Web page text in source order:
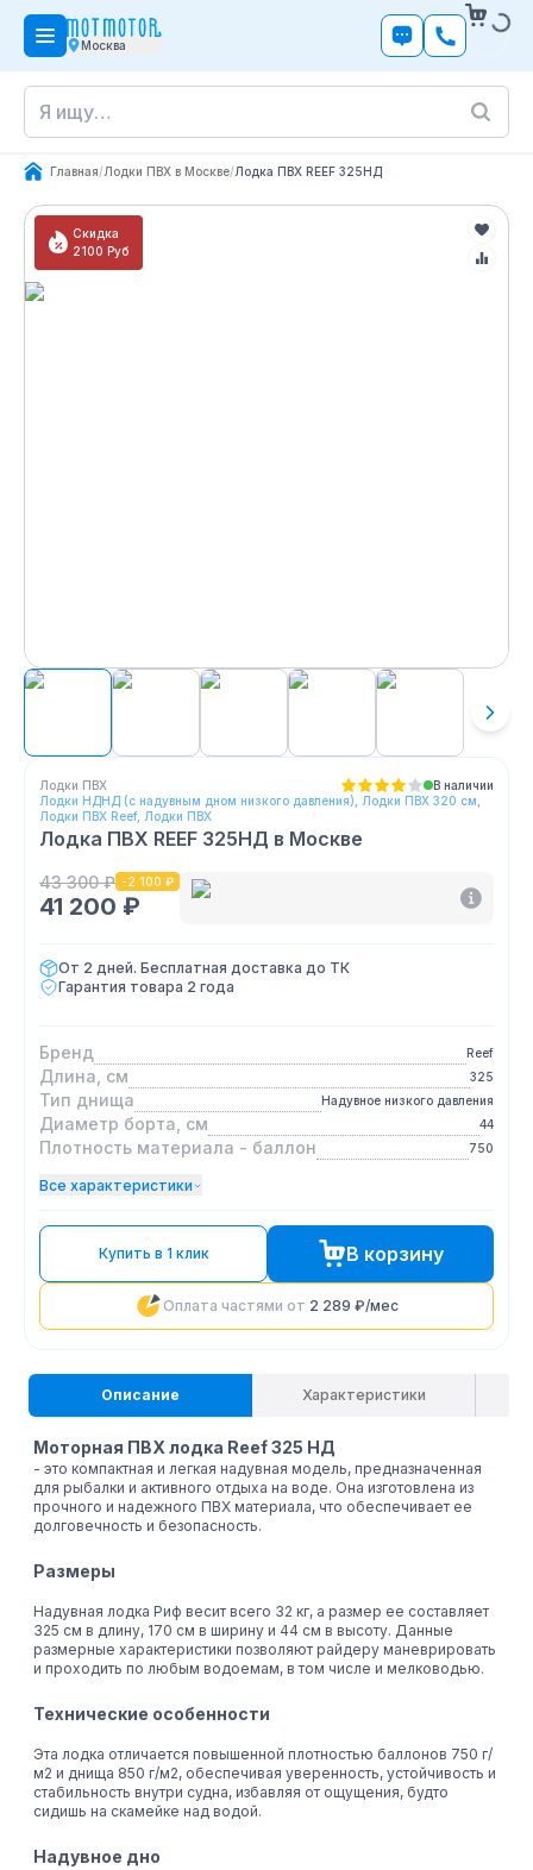
Москва
Главная/Лодки ПВХ в Москве/Лодка ПВХ REEF 325НД
Скидка
2100 Руб
Лодки ПВХ
В наличии
Лодки НДНД (с надувным дном низкого давления)
Лодки ПВХ 320 см
Лодки ПВХ Reef, Лодки ПВХ
Лодка ПВХ REEF 325НД в Москве
43 300 ₽ -2 100 ₽
41 200 ₽
От 2 дней. Бесплатная доставка до ТК
Гарантия товара 2 года
Бренд Reef
Длина, см 325
Тип днища Надувное низкого давления
Диаметр борта, см 44
Плотность материала - баллон 750
Все характеристики
Купить в 1 клик В корзину
Оплата частями от 2 289 ₽/мес
Описание Характеристики
Моторная ПВХ лодка Reef 325 НД
- это компактная и легкая надувная модель, предназначенная
для рыбалки и активного отдыха на воде. Она изготовлена из
прочного и надежного ПВХ материала, что обеспечивает ее
долговечность и безопасность.
Размеры
Надувная лодка Риф весит всего 32 кг, а размер ее составляет
325 см в длину, 170 см в ширину и 44 см в высоту. Данные
размерные характеристики позволяют райдеру маневрировать
и проходить по любым водоемам, в том числе и мелководью.
Технические особенности
Эта лодка отличается повышенной плотностью баллонов 750 г/
м2 и днища 850 г/м2, обеспечивая уверенность, устойчивость и
стабильность внутри судна, избавляя от ощущения, будто
сидишь на скамейке над водой.
Надувное дно